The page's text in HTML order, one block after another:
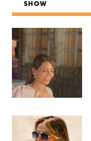
SHOW